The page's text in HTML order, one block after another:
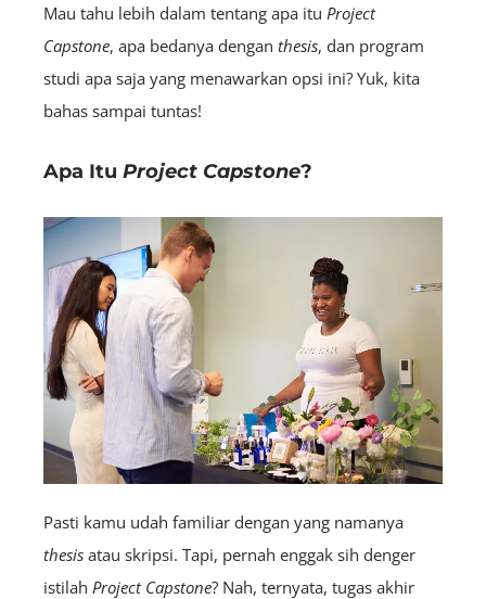
Mau tahu lebih dalam tentang apa itu Project
Capstone, apa bedanya dengan thesis, dan program
studi apa saja yang menawarkan opsi ini? Yuk, kita
bahas sampai tuntas!
Apa Itu Project Capstone?
Pasti kamu udah familiar dengan yang namanya
thesis atau skripsi. Tapi, pernah enggak sih denger
istilah ProjectCapstone? Nah, ternyata, tugas akhir